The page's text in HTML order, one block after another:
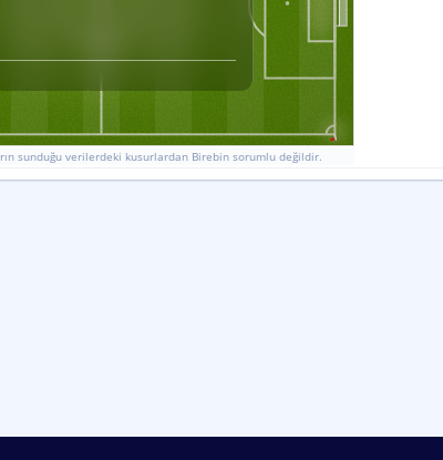
sunduğu verilerdeki kusurlardan Birebin sorumlu değildir.